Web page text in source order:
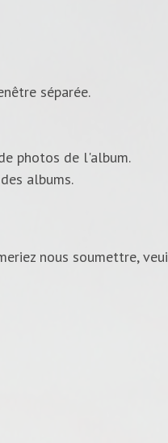
séparée.
photos de l'album.
albums.
nous soumettre,